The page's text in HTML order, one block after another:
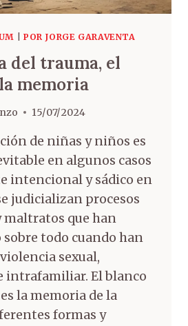
POR JORGE GARAVENTA
del trauma, el
memoria
15/07/2024
de niñas y niños es
en algunos casos
intencional y sádico en
judicializan procesos
maltratos que han
sobre todo cuando han
sexual,
intrafamiliar. El blanco
la memoria de la
formas y